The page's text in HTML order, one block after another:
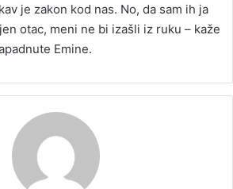
je zakon kod nas. No, da sam ih ja
otac, meni ne bi izašli iz ruku – kaže
Emine.